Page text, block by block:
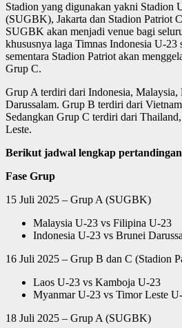
Stadion yang digunakan yakni Stadion
(SUGBK), Jakarta dan Stadion Patriot
SUGBK akan menjadi venue bagi
khususnya laga Timnas Indonesia U-23
sementara Stadion Patriot akan
Grup C.
Grup A terdiri dari Indonesia,
Darussalam. Grup B terdiri dari
Sedangkan Grup C terdiri dari
Leste.
Berikut jadwal lengkap
Fase Grup
15 Juli 2025 – Grup A (SUGBK)
Malaysia U-23 vs Filipina U-23
Indonesia U-23 vs Brunei
16 Juli 2025 – Grup B dan C (Stadion
Laos U-23 vs Kamboja U-23
Myanmar U-23 vs Timor Leste
18 Juli 2025 – Grup A (SUGBK)